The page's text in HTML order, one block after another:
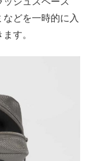
などを一時的に入
す。